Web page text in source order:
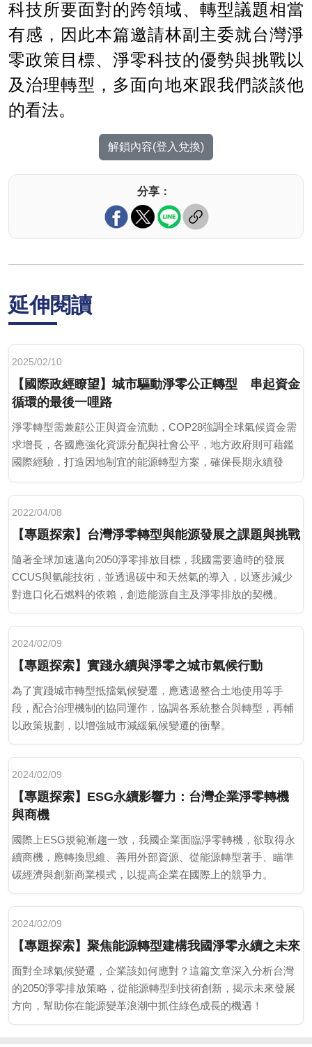
科技所要面對的跨領域、轉型議題相當
有感，因此本篇邀請林副主委就台灣淨
零政策目標、淨零科技的優勢與挑戰以
及治理轉型，多面向地來跟我們談談他
的看法。
解鎖內容(登入兌換)
分享：
延伸閱讀
2025/02/10
【國際政經瞭望】城市驅動淨零公正轉型 串起資金
循環的最後一哩路
淨零轉型需兼顧公正與資金流動，COP28強調全球氣候資金需
求增長，各國應強化資源分配與社會公平，地方政府則可藉鑑
國際經驗，打造因地制宜的能源轉型方案，確保長期永續發
展。
2022/04/08
【專題探索】台灣淨零轉型與能源發展之課題與挑戰
隨著全球加速邁向2050淨零排放目標，我國需要適時的發展
CCUS與氫能技術，並透過碳中和天然氣的導入，以逐步減少
對進口化石燃料的依賴，創造能源自主及淨零排放的契機。
2024/02/09
【專題探索】實踐永續與淨零之城市氣候行動
為了實踐城市轉型抵擋氣候變遷，應透過整合土地使用等手
段，配合治理機制的協同運作，協調各系統整合與轉型，再輔
以政策規劃，以增強城市減緩氣候變遷的衝擊。
2024/02/09
【專題探索】ESG永續影響力：台灣企業淨零轉機
與商機
國際上ESG規範漸趨一致，我國企業面臨淨零轉機，欲取得永
續商機，應轉換思維、善用外部資源、從能源轉型著手、瞄準
碳經濟與創新商業模式，以提高企業在國際上的競爭力。
2024/02/09
【專題探索】聚焦能源轉型建構我國淨零永續之未來
面對全球氣候變遷，企業該如何應對？這篇文章深入分析台灣
的2050淨零排放策略，從能源轉型到技術創新，揭示未來發展
方向，幫助你在能源變革浪潮中抓住綠色成長的機遇！